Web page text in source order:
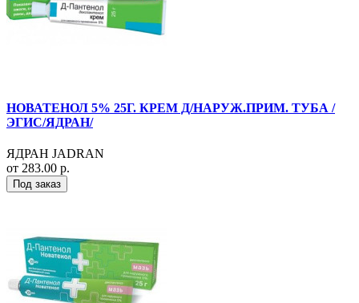
НОВАТЕНОЛ 5% 25Г. КРЕМ Д/НАРУЖ.ПРИМ. ТУБА /
ЭГИС/ЯДРАН/
ЯДРАН JADRAN
от 283.00 р.
Под заказ